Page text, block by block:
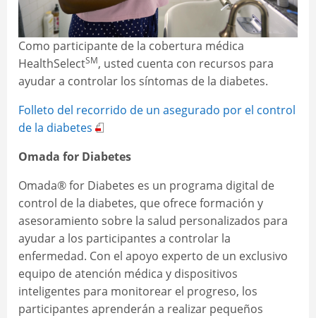
Como participante de la cobertura médica
HealthSelectSM, usted cuenta con recursos para
ayudar a controlar los síntomas de la diabetes.
Folleto del recorrido de un asegurado por el control
de la diabetes
Omada for Diabetes
Omada® for Diabetes es un programa digital de
control de la diabetes, que ofrece formación y
asesoramiento sobre la salud personalizados para
ayudar a los participantes a controlar la
enfermedad. Con el apoyo experto de un exclusivo
equipo de atención médica y dispositivos
inteligentes para monitorear el progreso, los
participantes aprenderán a realizar pequeños